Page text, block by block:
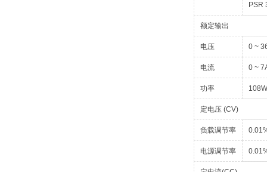
PSR
额定输出
电压 0 ~
电流 0 ~
功率 108W
定电压 (CV)
负载调节率
电源调节率